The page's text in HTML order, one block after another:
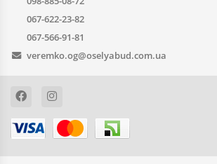
067-622-23-82
067-566-91-81
veremko.og@oselyabud.com.ua